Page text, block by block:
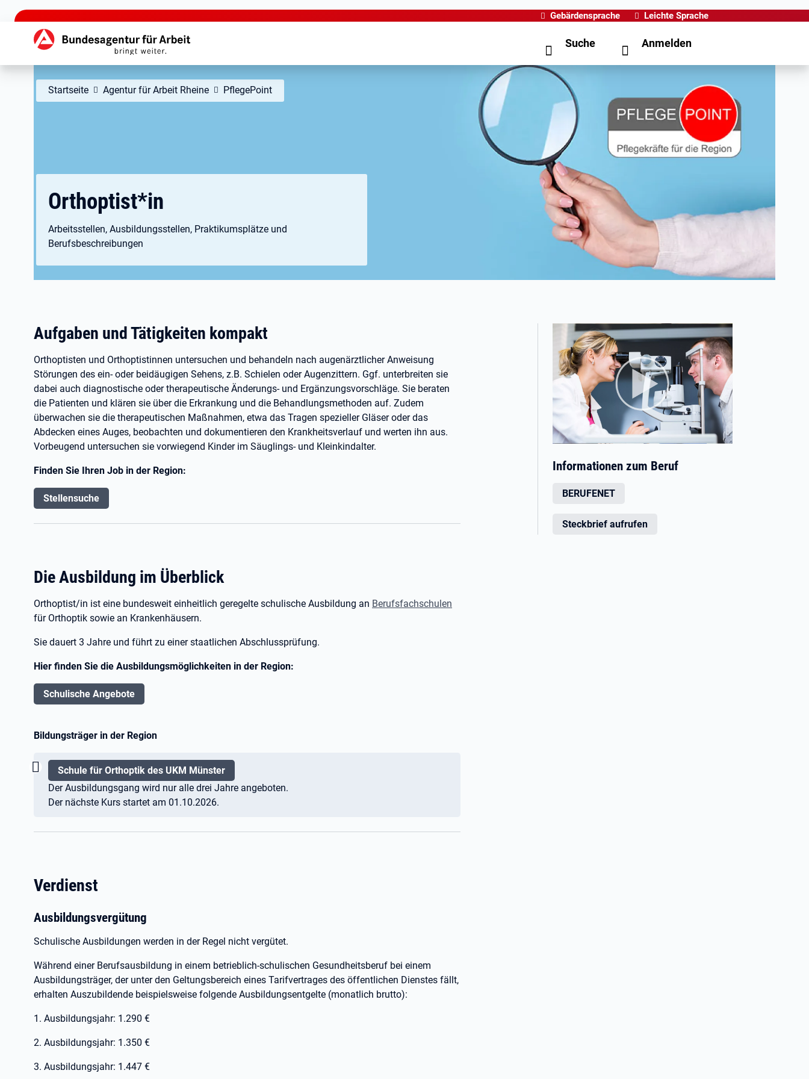
zu den Hauptinhalten springen
Gebärdensprache Leichte Sprache
Hauptnavigation Suche Anmelden
Startseite Agentur für Arbeit Rheine PflegePoint
Orthoptist*in
Arbeitsstellen, Ausbildungsstellen, Praktikumsplätze und
Berufsbeschreibungen
Aufgaben und Tätigkeiten kompakt
Orthoptisten und Orthoptistinnen untersuchen und behandeln nach augenärztlicher Anweisung
Störungen des ein- oder beidäugigen Sehens, z.B. Schielen oder Augenzittern. Ggf. unterbreiten sie
dabei auch diagnostische oder therapeutische Änderungs- und Ergänzungsvorschläge. Sie beraten
die Patienten und klären sie über die Erkrankung und die Behandlungsmethoden auf. Zudem
überwachen sie die therapeutischen Maßnahmen, etwa das Tragen spezieller Gläser oder das
Abdecken eines Auges, beobachten und dokumentieren den Krankheitsverlauf und werten ihn aus.
Vorbeugend untersuchen sie vorwiegend Kinder im Säuglings- und Kleinkindalter.
Finden Sie Ihren Job in der Region:
Stellensuche
Die Ausbildung im Überblick
Orthoptist/in ist eine bundesweit einheitlich geregelte schulische Ausbildung an Berufsfachschulen
für Orthoptik sowie an Krankenhäusern.
Sie dauert 3 Jahre und führt zu einer staatlichen Abschlussprüfung.
Hier finden Sie die Ausbildungsmöglichkeiten in der Region:
Schulische Angebote
Bildungsträger in der Region
Wichtig:
Schule für Orthoptik des UKM Münster
Der Ausbildungsgang wird nur alle drei Jahre angeboten.
Der nächste Kurs startet am 01.10.2026.
Verdienst
Ausbildungsvergütung
Schulische Ausbildungen werden in der Regel nicht vergütet.
Während einer Berufsausbildung in einem betrieblich-schulischen Gesundheitsberuf bei einem
Ausbildungsträger, der unter den Geltungsbereich eines Tarifvertrages des öffentlichen Dienstes fällt,
erhalten Auszubildende beispielsweise folgende Ausbildungsentgelte (monatlich brutto):
1. Ausbildungsjahr: 1.290 €
2. Ausbildungsjahr: 1.350 €
3. Ausbildungsjahr: 1.447 €
Informationen zum Beruf
BERUFENET
Steckbrief aufrufen